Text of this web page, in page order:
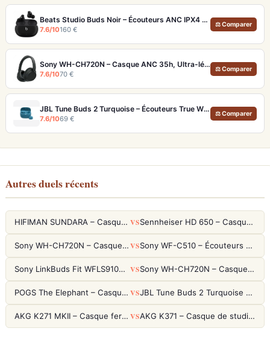
Beats Studio Buds Noir – Écouteurs ANC IPX4 Multiplateforme et Appels Clairs
7.6/10160 €
⚖ Comparer
Sony WH-CH720N – Casque ANC 35h, Ultra-léger (192g) avec Processeur V1
7.6/1070 €
⚖ Comparer
JBL Tune Buds 2 Turquoise – Écouteurs True Wireless avec ANC et autonomie 48h
7.6/1069 €
⚖ Comparer
Autres duels récents
HIFIMAN SUNDARA – Casque Planar Magnetic Ouvert Over-Ear Audiophile VS Sennheiser HD 650 – Casque audiophile ouvert pour l'écoute analytique
Sony WH-CH720N – Casque ANC 35h, Ultra-léger (192g) avec Processeur V1 VS Sony WF-C510 – Écouteurs True Wireless compacts, autonomie 22h et multipoint
Sony LinkBuds Fit WFLS910NW Blanc – Écouteurs Sport Ailes ANC VS Sony WH-CH720N – Casque ANC 35h, Ultra-léger (192g) avec Processeur V1
POGS The Elephant – Casque Filaire Enfants 85dB POGS-Safe™ (Éco-Responsable) VS JBL Tune Buds 2 Turquoise – Écouteurs True Wireless avec ANC et autonomie 48h
AKG K271 MKII – Casque fermé studio fiable pour une écoute neutre VS AKG K371 – Casque de studio fermé 50mm titane, réponse 5Hz-50kHz